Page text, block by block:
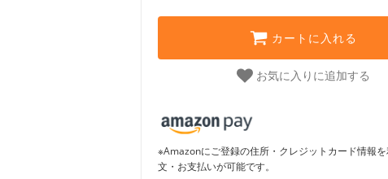
カートに入れる
お気に入りに追加する
※Amazonにご登録の住所・クレジットカード情報
文・お支払いが可能です。